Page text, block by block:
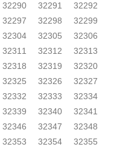
32290 32291
32292
32297 32298
32299
32304 32305
32306
32311 32312
32313
32318 32319
32320
32325 32326
32327
32332 32333
32334
32339 32340
32341
32346 32347
32348
32353 32354
32355